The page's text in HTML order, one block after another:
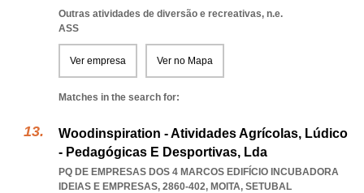
Outras atividades de diversão e recreativas, n.e.
ASS
Ver empresa Ver no Mapa
Matches in the search for:
Woodinspiration - Atividades Agrícolas, Lúdico
- Pedagógicas E Desportivas, Lda
PQ DE EMPRESAS DOS 4 MARCOS EDIFÍCIO INCUBADORA
IDEIAS E EMPRESAS, 2860-402, MOITA, SETUBAL